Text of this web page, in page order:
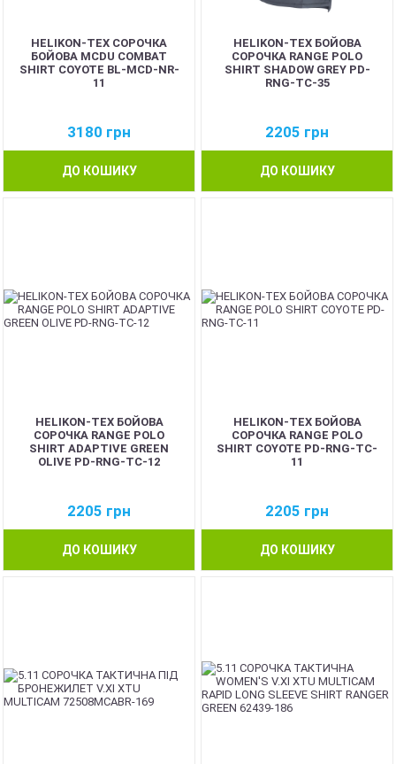
HELIKON-TEX СОРОЧКА
БОЙОВА MCDU COMBAT
SHIRT COYOTE BL-MCD-NR-
11
3180 грн
ДО КОШИКУ
HELIKON-TEX БОЙОВА
СОРОЧКА RANGE POLO
SHIRT SHADOW GREY PD-
RNG-TC-35
2205 грн
ДО КОШИКУ
HELIKON-TEX БОЙОВА
СОРОЧКА RANGE POLO
SHIRT ADAPTIVE GREEN
OLIVE PD-RNG-TC-12
2205 грн
ДО КОШИКУ
HELIKON-TEX БОЙОВА
СОРОЧКА RANGE POLO
SHIRT COYOTE PD-RNG-TC-
11
2205 грн
ДО КОШИКУ